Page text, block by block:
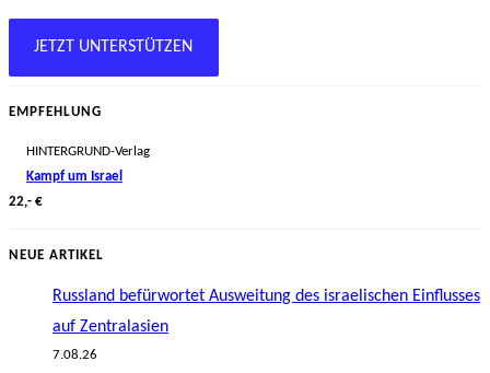
JETZT UNTERSTÜTZEN
EMPFEHLUNG
HINTERGRUND-Verlag
Kampf um Israel
22,- €
NEUE ARTIKEL
Russland befürwortet Ausweitung des israelischen Einflusses
auf Zentralasien
7.08.26